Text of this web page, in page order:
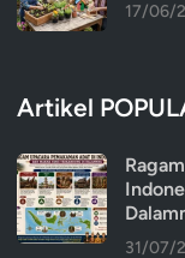
17/06/
Artikel
31/07/